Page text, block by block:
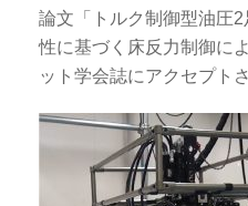
論文「トルク制御型油圧
性に基づく床反力制御に
ット学会誌にアクセプト